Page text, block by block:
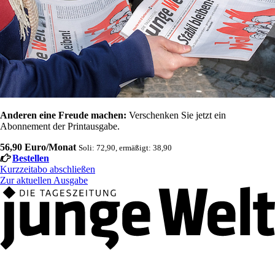
Anderen eine Freude machen: Verschenken Sie jetzt ein
Abonnement der Printausgabe.
56,90 Euro/Monat Soli: 72,90, ermäßigt: 38,90
Bestellen
Kurzzeitabo abschließen
Zur aktuellen Ausgabe